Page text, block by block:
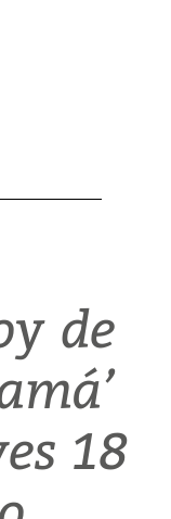
de
18